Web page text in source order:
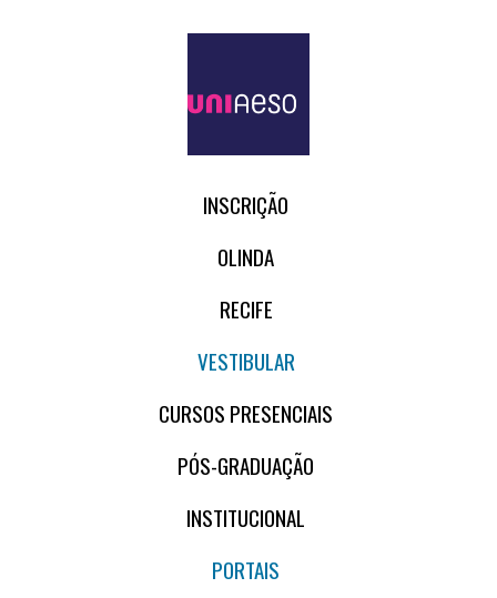
INSCRIÇÃO
OLINDA
RECIFE
VESTIBULAR
CURSOS PRESENCIAIS
PÓS-GRADUAÇÃO
INSTITUCIONAL
PORTAIS